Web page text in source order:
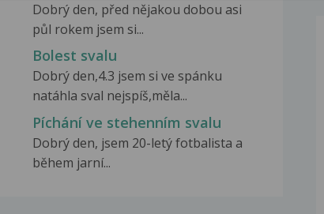
Dobrý den, před nějakou dobou asi
půl rokem jsem si...
Bolest svalu
Dobrý den,4.3 jsem si ve spánku
natáhla sval nejspíš,měla...
Píchání ve stehenním svalu
Dobrý den, jsem 20-letý fotbalista a
během jarní...